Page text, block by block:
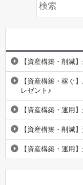
【資産構築・削減
【資産構築・稼ぐ
レゼント♪
【資産構築・運用
【資産構築・削減
【資産構築・運用